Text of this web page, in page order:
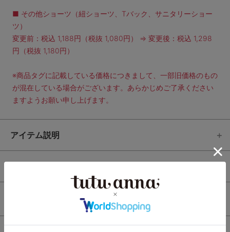
■ その他ショーツ（紐ショーツ、Tバック、サニタリーショー
ツ）
変更前：税込 1,188円（税抜 1,080円） ⇒ 変更後：税込 1,298
円（税抜 1,180円）
※商品タグに記載している価格につきまして、一部旧価格のもの
が混在している場合がございます。あらかじめご了承ください
ますようお願い申し上げます。
アイテム説明
4.6 （25）